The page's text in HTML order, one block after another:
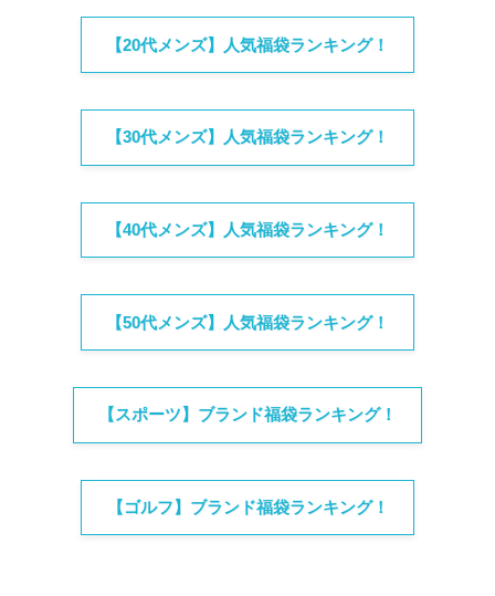
【20代メンズ】人気福袋ランキング！
【30代メンズ】人気福袋ランキング！
【40代メンズ】人気福袋ランキング！
【50代メンズ】人気福袋ランキング！
【スポーツ】ブランド福袋ランキング！
【ゴルフ】ブランド福袋ランキング！